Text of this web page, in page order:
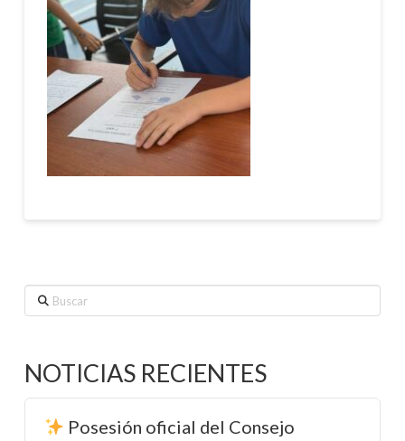
Buscar
NOTICIAS RECIENTES
Posesión oficial del Consejo